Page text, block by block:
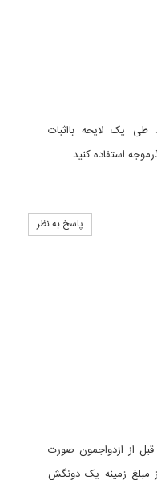
یک لایحه بااثبات
استفاده کنید
پاسخ به نظر
قبل از ازدواجمون صورت
مبلغ زمینه یک دونگش